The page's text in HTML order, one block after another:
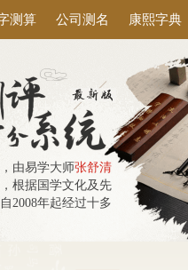
测算 公司测名 康熙字典
由易学大师张舒清
根据国学文化及先
2008年起经过十多